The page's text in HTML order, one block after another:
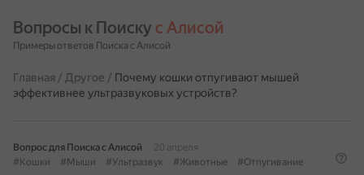
Вопросы к Поиску с Алисой
Примеры ответов Поиска с Алисой
Главная / Другое / Почему кошки отпугивают мышей
эффективнее ультразвуковых устройств?
Вопрос для Поиска с Алисой
20 апреля
#Кошки
#Мыши #Ультразвук #Животные #Отпугивание